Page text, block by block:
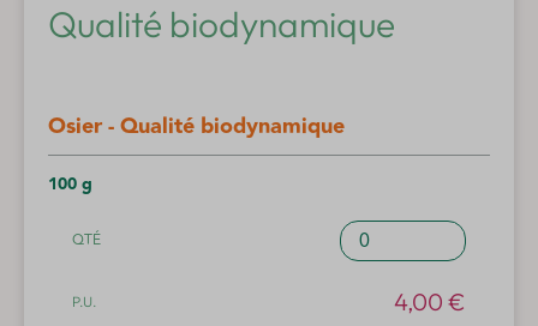
Qualité biodynamique
Osier - Qualité biodynamique
100 g
quantité
de
4,00 €